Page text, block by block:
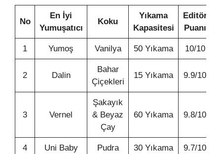
No
En İyi
Yumuşatıcı
Koku
Yıkama
Kapasitesi
Editör
Puanı
1 Yumoş Vanilya 50 Yıkama 10/10
2 Dalin
Bahar
Çiçekleri
15 Yıkama 9.9/10
3 Vernel
Şakayık
& Beyaz
Çay
60 Yıkama 9.8/10
4 Uni Baby Pudra 30 Yıkama 9.7/10